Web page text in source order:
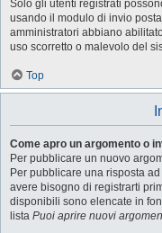
Solo gli utenti registrati
usando il modulo di invio
amministratori abbiano
uso scorretto o malevolo del
Top
Come apro un argomento o
Per pubblicare un nuovo
Per pubblicare una risposta
avere bisogno di registrarti
disponibili sono elencate in
lista Puoi aprire nuovi